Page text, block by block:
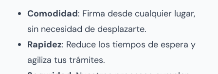
Comodidad: Firma desde cualquier lugar,
sin necesidad de desplazarte.
Rapidez: Reduce los tiempos de espera y
agiliza tus trámites.